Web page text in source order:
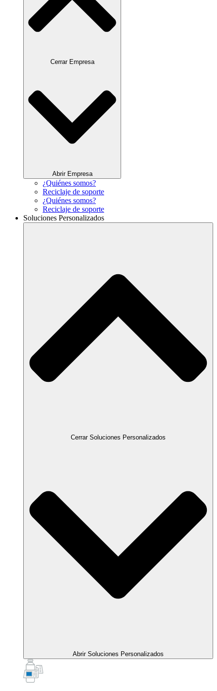
Cerrar Empresa
Abrir Empresa
¿Quiénes somos?
Reciclaje de soporte
¿Quiénes somos?
Reciclaje de soporte
Soluciones Personalizados
Cerrar Soluciones Personalizados
Abrir Soluciones Personalizados